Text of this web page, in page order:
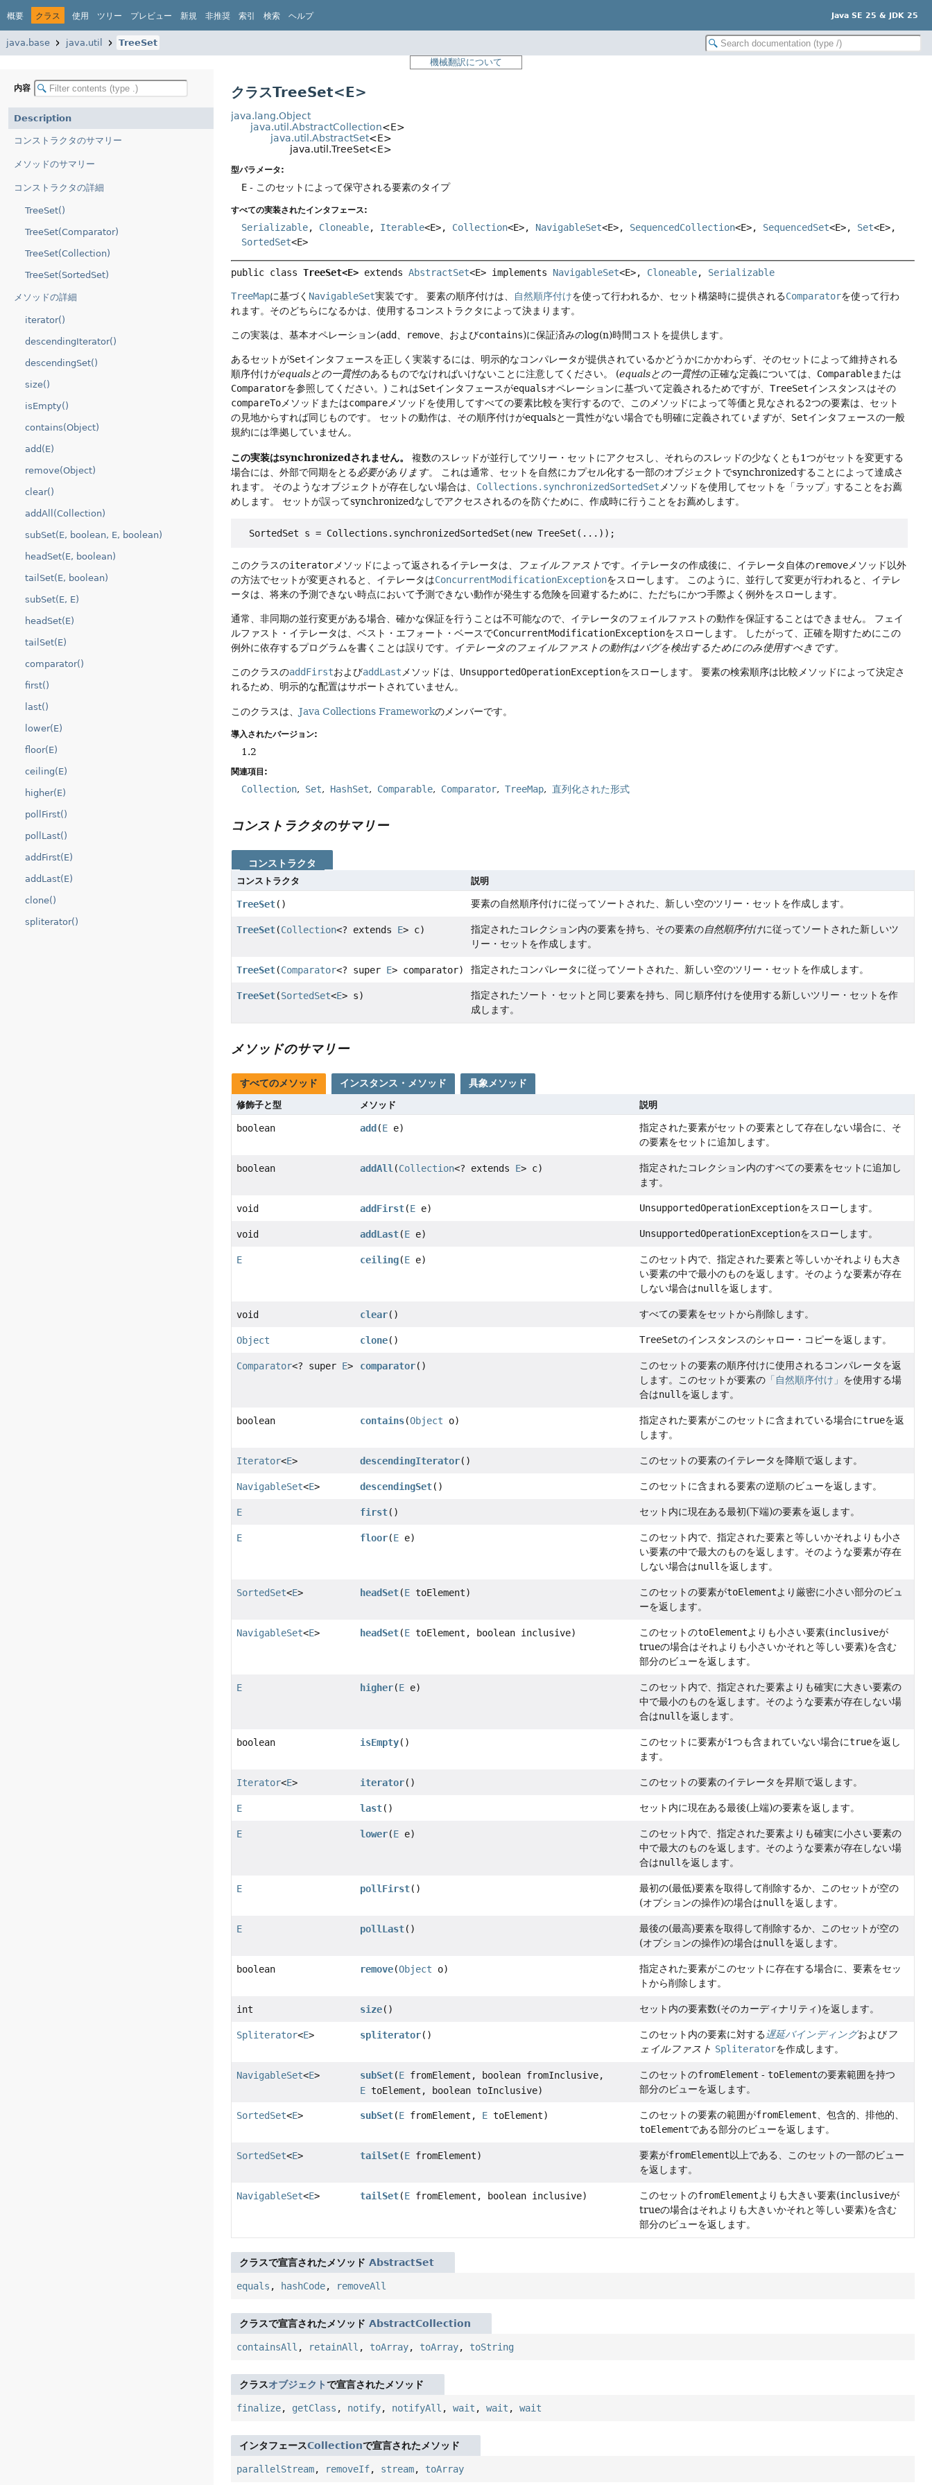
概要 クラス 使用 ツリー プレビュー 新規 非推奨 索引 検索 ヘルプ Java SE 25 & JDK 25
java.base java.util
TreeSet
機械翻訳について
内容
Description
コンストラクタのサマリー
メソッドのサマリー
コンストラクタの詳細
TreeSet()
TreeSet(Comparator)
TreeSet(Collection)
TreeSet(SortedSet)
メソッドの詳細
iterator()
descendingIterator()
descendingSet()
size()
isEmpty()
contains(Object)
add(E)
remove(Object)
clear()
addAll(Collection)
subSet(E, boolean, E, boolean)
headSet(E, boolean)
tailSet(E, boolean)
subSet(E, E)
headSet(E)
tailSet(E)
comparator()
first()
last()
lower(E)
floor(E)
ceiling(E)
higher(E)
pollFirst()
pollLast()
addFirst(E)
addLast(E)
clone()
spliterator()
クラスTreeSet<E>
java.lang.Object
java.util.AbstractCollection<E>
java.util.AbstractSet<E>
java.util.TreeSet<E>
型パラメータ:
E - このセットによって保守される要素のタイプ
すべての実装されたインタフェース:
Serializable, Cloneable, Iterable<E>, Collection<E>, NavigableSet<E>, SequencedCollection<E>, SequencedSet<E>, Set<E>,
SortedSet<E>
public class TreeSet<E> extends AbstractSet<E> implements NavigableSet<E>, Cloneable, Serializable
TreeMapに基づく NavigableSet実装です。 要素の順序付けは、 自然順序付けを使って行われるか、セット構築時に提供されるComparatorを使って行わ
れます。そのどちらになるかは、使用するコンストラクタによって決まります。
この実装は、基本オペレーション(add remove 、およびcontains)に保証済みのlog(n)時間コストを提供します。
あるセットがSetインタフェースを正しく実装するには、明示的なコンパレータが提供されているかどうかにかかわらず、そのセットによって維持される
順序付けがequalsとの一貫性のあるものでなければいけないことに注意してください。 (equalsとの一貫性の正確な定義については、 Comparableまたは
Comparatorを参照してください。) これはSetインタフェースがequalsオペレーションに基づいて定義されるためですが、TreeSetインスタンスはその
compareToメソッドまたはcompareメソッドを使用してすべての要素比較を実行するので、このメソッドによって等価と見なされる2つの要素は、セット
の見地からすれば同じものです。
セットの動作は、その順序付けがequalsと一貫性がない場合でも明確に定義されていますが、 Setインタフェースの一般
規約には準拠していません。
この実装はsynchronizedされません。
複数のスレッドが並行してツリー・セットにアクセスし、それらのスレッドの少なくとも1つがセットを変更する
場合には、外部で同期をとる必要があります。
これは通常、セットを自然にカプセル化する一部のオブジェクトでsynchronizedすることによって達成さ
れます。
そのようなオブジェクトが存在しない場合は、 Collections.synchronizedSortedSet メソッドを使用してセットを「ラップ」することをお薦
めします。
セットが誤ってsynchronizedなしでアクセスされるのを防ぐために、作成時に行うことをお薦めします。
  SortedSet s = Collections.synchronizedSortedSet(new TreeSet(...));
このクラスのiterator メソッドによって返されるイテレータは、 フェイルファスト です。イテレータの作成後に、イテレータ自体のremove メソッド以外
の方法でセットが変更されると、イテレータはConcurrentModificationExceptionをスローします。
このように、並行して変更が行われると、イテレ
ータは、将来の予測できない時点において予測できない動作が発生する危険を回避するために、ただちにかつ手際よく例外をスローします。
通常、非同期の並行変更がある場合、確かな保証を行うことは不可能なので、イテレータのフェイルファストの動作を保証することはできません。
フェイ
ルファスト・イテレータは、ベスト・エフォート・ベースでConcurrentModificationExceptionをスローします。
したがって、正確を期すためにこの
例外に依存するプログラムを書くことは誤りです。
イテレータのフェイルファストの動作はバグを検出するためにのみ使用すべきです。
このクラスのaddFirstおよびaddLastメソッドは、 UnsupportedOperationExceptionをスローします。
要素の検索順序は比較メソッドによって決定さ
れるため、明示的な配置はサポートされていません。
このクラスは、Java Collections Frameworkのメンバーです。
導入されたバージョン:
1.2
関連項目:
Collection Set HashSet Comparable Comparator TreeMap 直列化された形式
コンストラクタのサマリー
コンストラクタ
コンストラクタ 説明
TreeSet() 要素の自然順序付けに従ってソートされた、新しい空のツリー・セットを作成します。
TreeSet(Collection<? extends E> c) 指定されたコレクション内の要素を持ち、その要素の自然順序付けに従ってソートされた新しいツ
リー・セットを作成します。
TreeSet(Comparator<? super E> comparator) 指定されたコンパレータに従ってソートされた、新しい空のツリー・セットを作成します。
TreeSet(SortedSet<E> s)
指定されたソート・セットと同じ要素を持ち、同じ順序付けを使用する新しいツリー・セットを作
成します。
メソッドのサマリー
すべてのメソッド インスタンス・メソッド 具象メソッド
修飾子と型 メソッド 説明
boolean add (E e)
指定された要素がセットの要素として存在しない場合に、そ
の要素をセットに追加します。
boolean addAll(Collection<? extends E> c)
指定されたコレクション内のすべての要素をセットに追加し
ます。
void addFirst(E e) UnsupportedOperationExceptionをスローします。
void addLast(E e) UnsupportedOperationExceptionをスローします。
E ceiling(E e)
このセット内で、指定された要素と等しいかそれよりも大き
い要素の中で最小のものを返します。そのような要素が存在
しない場合はnullを返します。
void clear() すべての要素をセットから削除します。
Object clone() TreeSetのインスタンスのシャロー・コピーを返します。
Comparator<? super E> comparator()
このセットの要素の順序付けに使用されるコンパレータを返
します。このセットが要素の 「自然順序付け」 を使用する場
合はnullを返します。
boolean contains(Object o) 指定された要素がこのセットに含まれている場合にtrueを返
します。
Iterator<E> descendingIterator() このセットの要素のイテレータを降順で返します。
NavigableSet<E> descendingSet() このセットに含まれる要素の逆順のビューを返します。
E first() セット内に現在ある最初(下端)の要素を返します。
E floor(E e)
このセット内で、指定された要素と等しいかそれよりも小さ
い要素の中で最大のものを返します。そのような要素が存在
しない場合はnullを返します。
SortedSet<E> headSet(E toElement) このセットの要素がtoElementより厳密に小さい部分のビュ
ーを返します。
NavigableSet<E> headSet(E toElement, boolean inclusive) このセットのtoElementよりも小さい要素(inclusiveが
trueの場合はそれよりも小さいかそれと等しい要素)を含む
部分のビューを返します。
E higher(E e)
このセット内で、指定された要素よりも確実に大きい要素の
中で最小のものを返します。そのような要素が存在しない場
合はnullを返します。
boolean isEmpty() このセットに要素が1つも含まれていない場合にtrueを返し
ます。
Iterator<E> iterator() このセットの要素のイテレータを昇順で返します。
E last() セット内に現在ある最後(上端)の要素を返します。
E lower(E e)
このセット内で、指定された要素よりも確実に小さい要素の
中で最大のものを返します。そのような要素が存在しない場
合はnullを返します。
E pollFirst()
最初の(最低)要素を取得して削除するか、このセットが空の
(オプションの操作)の場合はnullを返します。
E pollLast()
最後の(最高)要素を取得して削除するか、このセットが空の
(オプションの操作)の場合はnullを返します。
boolean remove(Object o)
指定された要素がこのセットに存在する場合に、要素をセッ
トから削除します。
int size() セット内の要素数(そのカーディナリティ)を返します。
Spliterator<E> spliterator() このセット内の要素に対する遅延バインディングおよびフ
ェイルファスト Spliteratorを作成します。
NavigableSet<E> subSet(E fromElement, boolean fromInclusive,
E toElement, boolean toInclusive)
このセットのfromElement -toElementの要素範囲を持つ
部分のビューを返します。
SortedSet<E> subSet(E fromElement, E toElement) このセットの要素の範囲がfromElement、包含的、排他的、
toElementである部分のビューを返します。
SortedSet<E> tailSet(E fromElement) 要素がfromElement以上である、このセットの一部のビュー
を返します。
NavigableSet<E> tailSet(E fromElement, boolean inclusive) このセットのfromElementよりも大きい要素(inclusiveが
trueの場合はそれよりも大きいかそれと等しい要素)を含む
部分のビューを返します。
クラスで宣言されたメソッドAbstractSet
equals , hashCode, removeAll
クラスで宣言されたメソッドAbstractCollection
containsAll , retainAll , toArray, toArray, toString
クラスオブジェクトで宣言されたメソッド
finalize, getClass , notify, notifyAll ,wait ,wait ,wait
インタフェースCollectionで宣言されたメソッド
parallelStream, removeIf, stream, toArray